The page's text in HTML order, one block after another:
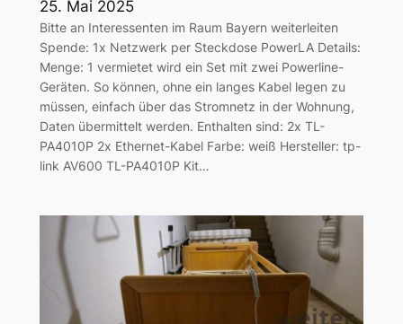
25. Mai 2025
Bitte an Interessenten im Raum Bayern weiterleiten
Spende: 1x Netzwerk per Steckdose PowerLA Details:
Menge: 1 vermietet wird ein Set mit zwei Powerline-
Geräten. So können, ohne ein langes Kabel legen zu
müssen, einfach über das Stromnetz in der Wohnung,
Daten übermittelt werden. Enthalten sind: 2x TL-
PA4010P 2x Ethernet-Kabel Farbe: weiß Hersteller: tp-
link AV600 TL-PA4010P Kit…